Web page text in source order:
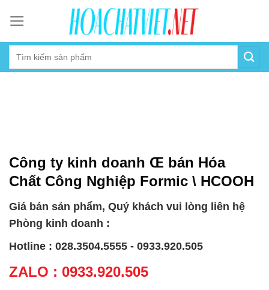
content
Công ty kinh doanh Œ bán Hóa
Chất Công Nghiệp Formic \ HCOOH
Giá bán sản phẩm, Quý khách vui lòng liên hệ
Phòng kinh doanh :
Hotline : 028.3504.5555 - 0933.920.505
ZALO : 0933.920.505